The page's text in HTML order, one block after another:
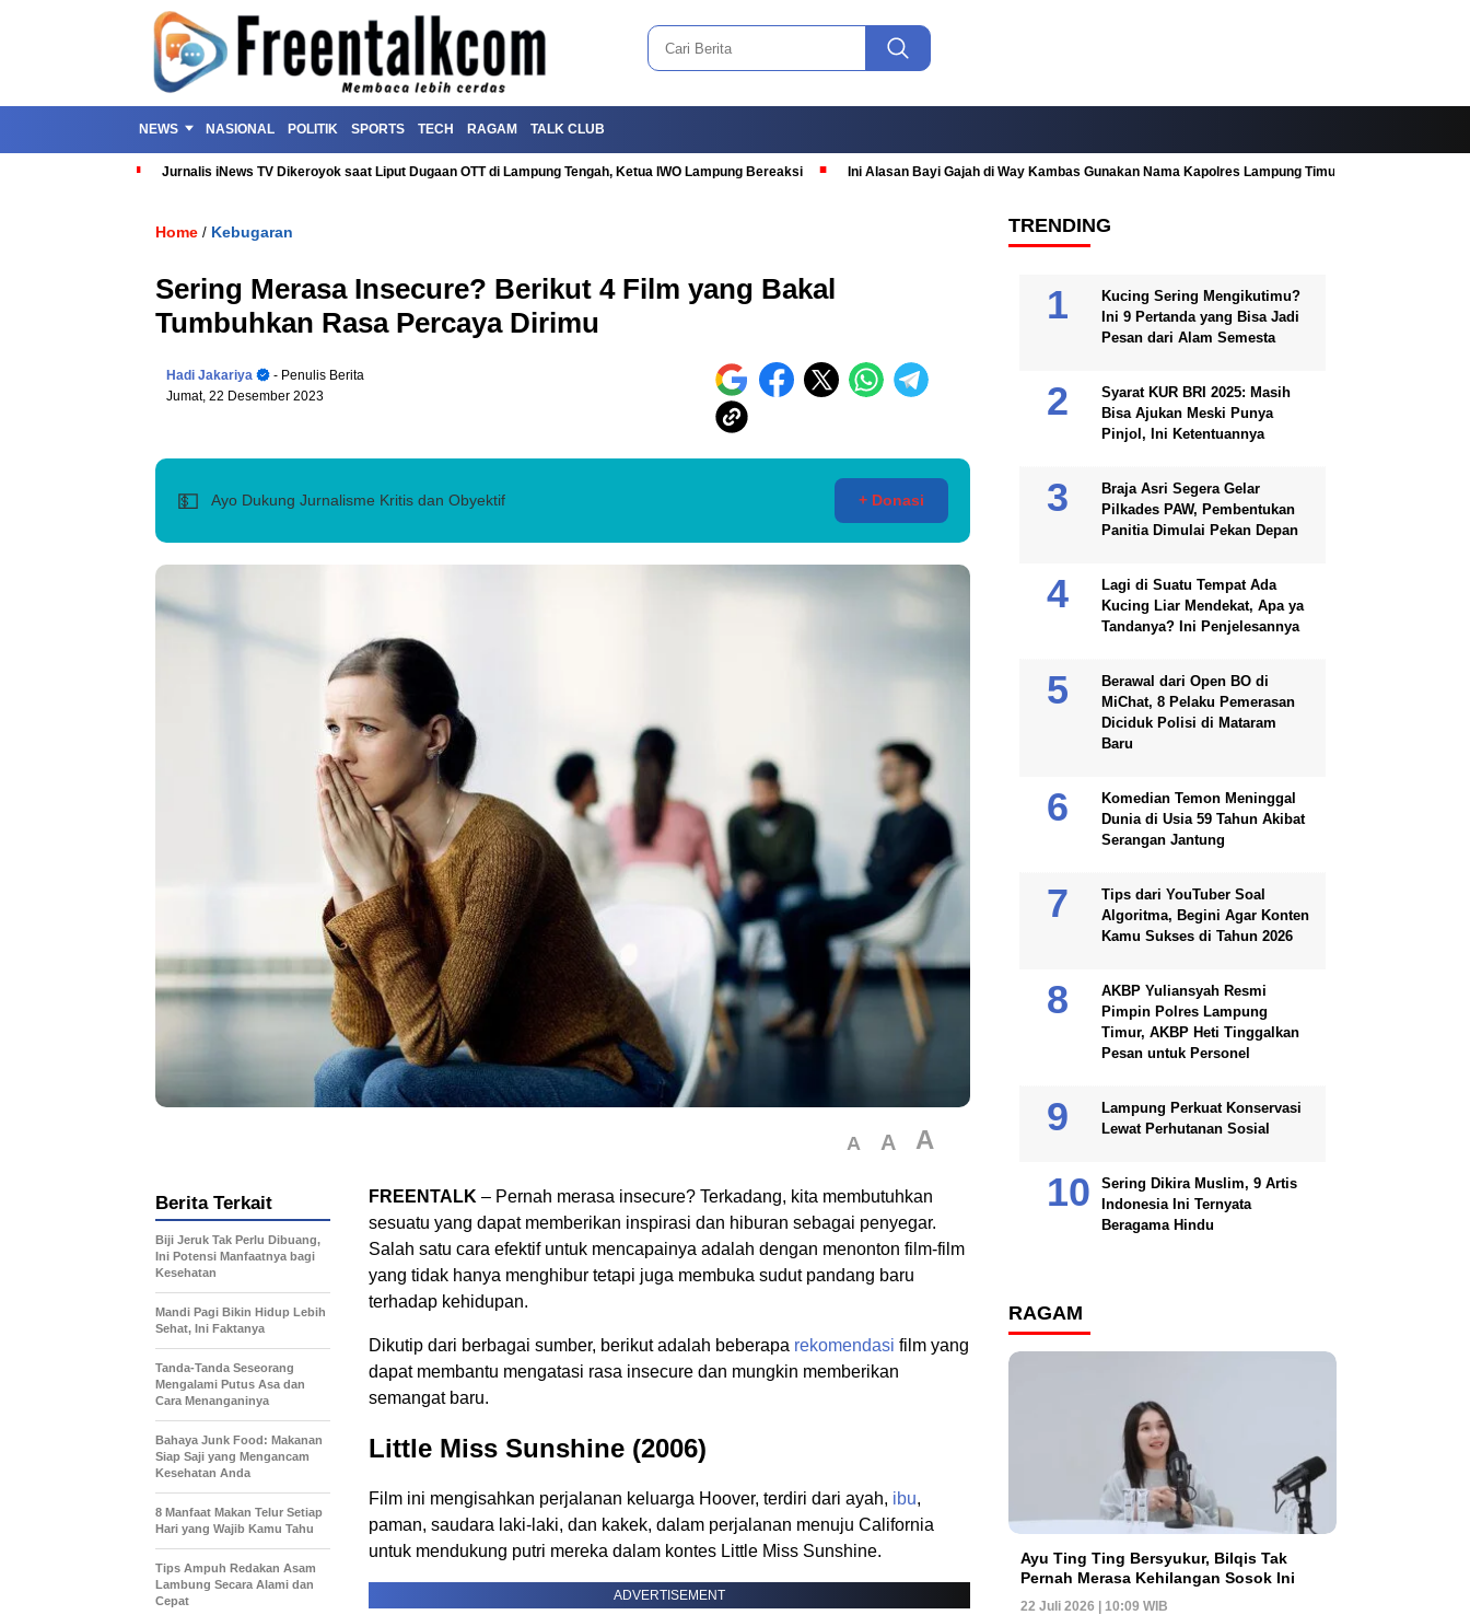
NEWS NASIONAL POLITIK SPORTS TECH RAGAM TALK CLUB
Jurnalis iNews TV Dikeroyok saat Liput Dugaan OTT di Lampung Tengah, Ketua IWO Lampung Bereaksi Ini Alasan Bayi Gajah di Way Kambas Gunakan Nama Kapolres Lampung Timur
Home / Kebugaran
Sering Merasa Insecure? Berikut 4 Film yang Bakal
Tumbuhkan Rasa Percaya Dirimu
Hadi Jakariya
- Penulis Berita
Jumat, 22 Desember 2023
💵 Ayo Dukung Jurnalisme Kritis dan Obyektif + Donasi
A A A
FREENTALK – Pernah merasa insecure? Terkadang, kita membutuhkan
sesuatu yang dapat memberikan inspirasi dan hiburan sebagai penyegar.
Salah satu cara efektif untuk mencapainya adalah dengan menonton film-film
yang tidak hanya menghibur tetapi juga membuka sudut pandang baru
terhadap kehidupan.
Dikutip dari berbagai sumber, berikut adalah beberapa rekomendasi film yang
dapat membantu mengatasi rasa insecure dan mungkin memberikan
semangat baru.
Little Miss Sunshine (2006)
Film ini mengisahkan perjalanan keluarga Hoover, terdiri dari ayah, ibu,
paman, saudara laki-laki, dan kakek, dalam perjalanan menuju California
untuk mendukung putri mereka dalam kontes Little Miss Sunshine.
ADVERTISEMENT
Berita Terkait
Biji Jeruk Tak Perlu Dibuang,
Ini Potensi Manfaatnya bagi
Kesehatan
Mandi Pagi Bikin Hidup Lebih
Sehat, Ini Faktanya
Tanda-Tanda Seseorang
Mengalami Putus Asa dan
Cara Menanganinya
Bahaya Junk Food: Makanan
Siap Saji yang Mengancam
Kesehatan Anda
8 Manfaat Makan Telur Setiap
Hari yang Wajib Kamu Tahu
Tips Ampuh Redakan Asam
Lambung Secara Alami dan
Cepat
TRENDING
Kucing Sering Mengikutimu?
Ini 9 Pertanda yang Bisa Jadi
Pesan dari Alam Semesta
Syarat KUR BRI 2025: Masih
Bisa Ajukan Meski Punya
Pinjol, Ini Ketentuannya
Braja Asri Segera Gelar
Pilkades PAW, Pembentukan
Panitia Dimulai Pekan Depan
Lagi di Suatu Tempat Ada
Kucing Liar Mendekat, Apa ya
Tandanya? Ini Penjelesannya
Berawal dari Open BO di
MiChat, 8 Pelaku Pemerasan
Diciduk Polisi di Mataram
Baru
Komedian Temon Meninggal
Dunia di Usia 59 Tahun Akibat
Serangan Jantung
Tips dari YouTuber Soal
Algoritma, Begini Agar Konten
Kamu Sukses di Tahun 2026
AKBP Yuliansyah Resmi
Pimpin Polres Lampung
Timur, AKBP Heti Tinggalkan
Pesan untuk Personel
Lampung Perkuat Konservasi
Lewat Perhutanan Sosial
Sering Dikira Muslim, 9 Artis
Indonesia Ini Ternyata
Beragama Hindu
RAGAM
Ayu Ting Ting Bersyukur, Bilqis Tak
Pernah Merasa Kehilangan Sosok Ini
22 Juli 2026 | 10:09 WIB